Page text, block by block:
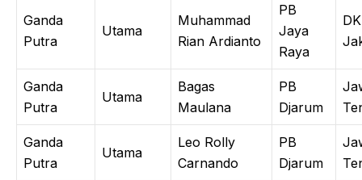
Ganda
Putra
Utama
Muhammad
Rian Ardianto
PB
Jaya
Raya
Ganda
Putra
Utama
Bagas
Maulana
PB
Djarum
Ganda
Putra
Utama
Leo Rolly
Carnando
PB
Djarum